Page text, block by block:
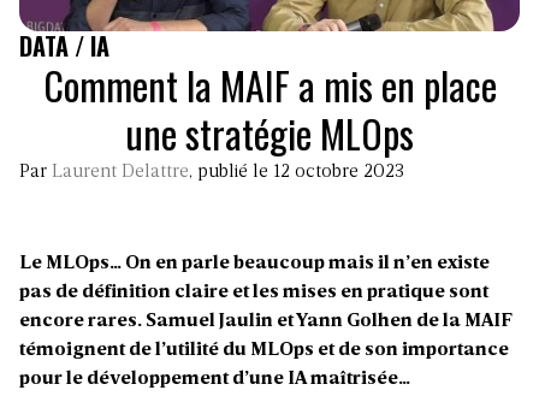
DATA / IA
Comment la MAIF a mis en place
une stratégie MLOps
Par Laurent Delattre, publié le 12 octobre 2023
Le MLOps… On en parle beaucoup mais il n’en existe
pas de définition claire et les mises en pratique sont
encore rares. Samuel Jaulin et Yann Golhen de la MAIF
témoignent de l’utilité du MLOps et de son importance
pour le développement d’une IA maîtrisée…